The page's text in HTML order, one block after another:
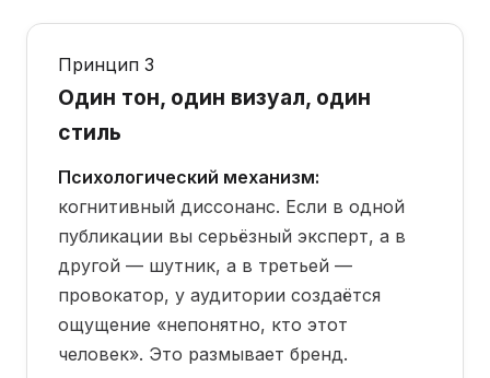
Принцип 3
Один тон, один визуал, один
стиль
Психологический механизм:
когнитивный диссонанс. Если в одной
публикации вы серьёзный эксперт, а в
другой — шутник, а в третьей —
провокатор, у аудитории создаётся
ощущение «непонятно, кто этот
человек». Это размывает бренд.